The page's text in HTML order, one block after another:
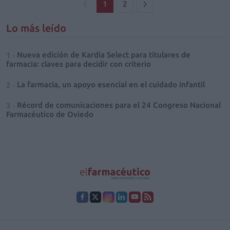
1 2
Lo más leído
Nueva edición de Kardia Select para titulares de
farmacia: claves para decidir con criterio
La farmacia, un apoyo esencial en el cuidado infantil
Récord de comunicaciones para el 24 Congreso Nacional
Farmacéutico de Oviedo